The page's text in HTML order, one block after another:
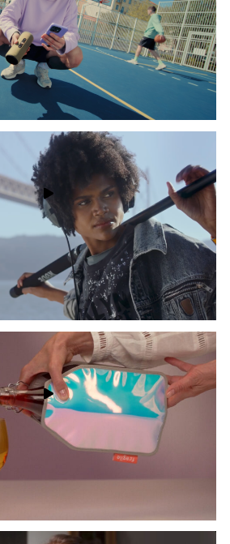
Commercial
- Gaffer | Max Golov - 1st AC
Commercial
Egor Chechkin - Assistente de Iluminação
commercial